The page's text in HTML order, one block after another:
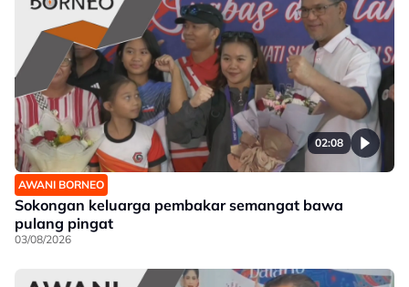
02:08
AWANI BORNEO
Sokongan keluarga pembakar semangat bawa
pulang pingat
03/08/2026